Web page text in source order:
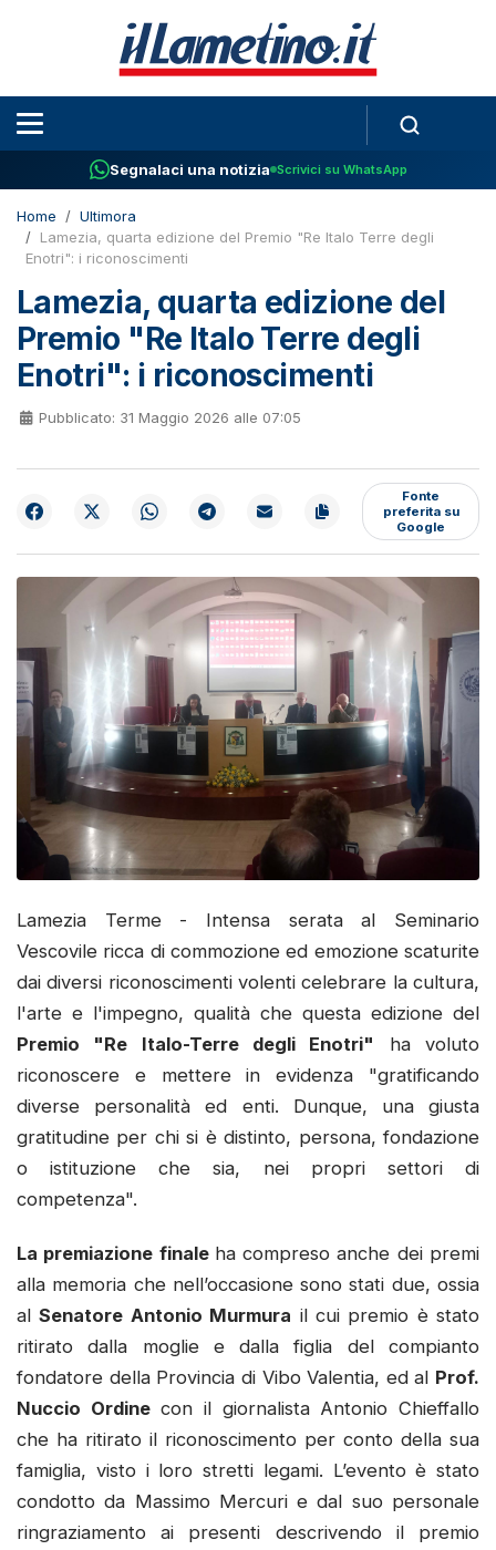
Segnalaci una notizia Scrivici su WhatsApp
Home
Ultimora
Lamezia, quarta edizione del Premio "Re Italo Terre degli
Enotri": i riconoscimenti
Lamezia, quarta edizione del
Premio "Re Italo Terre degli
Enotri": i riconoscimenti
Pubblicato: 31 Maggio 2026 alle 07:05
Fonte
preferita su
Google
Lamezia Terme - Intensa serata al Seminario
Vescovile ricca di commozione ed emozione scaturite
dai diversi riconoscimenti volenti celebrare la cultura,
l'arte e l'impegno, qualità che questa edizione del
Premio "Re Italo-Terre degli Enotri"
ha voluto
riconoscere e mettere in evidenza "gratificando
diverse personalità ed enti. Dunque, una giusta
gratitudine per chi si è distinto, persona, fondazione
o istituzione che sia, nei propri settori di
competenza".
La premiazione finale ha compreso anche dei premi
alla memoria che nell’occasione sono stati due, ossia
alSenatore Antonio Murmura il cui premio è stato
ritirato dalla moglie e dalla figlia del compianto
fondatore della Provincia di Vibo Valentia, ed al Prof.
Nuccio Ordinecon il giornalista Antonio Chieffallo
che ha ritirato il riconoscimento per conto della sua
famiglia, visto i loro stretti legami. L’evento è stato
condotto da Massimo Mercuri e dal suo personale
ringraziamento ai presenti descrivendo il premio